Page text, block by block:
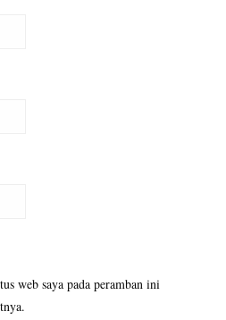
web saya pada peramban ini